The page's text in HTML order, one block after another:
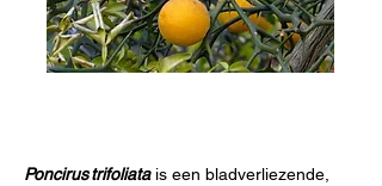
Poncirus trifoliata is een bladverliezende,